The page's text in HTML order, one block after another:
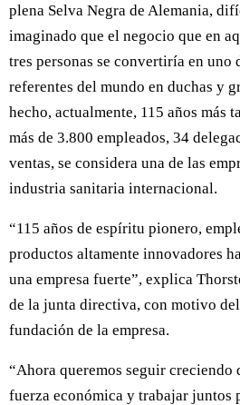
plena Selva Negra de Alemania,
imaginado que el negocio que en
tres personas se convertiría en uno
referentes del mundo en duchas y
hecho, actualmente, 115 años más
más de 3.800 empleados, 34
ventas, se considera una de las
industria sanitaria internacional.
“115 años de espíritu pionero,
productos altamente innovadores
una empresa fuerte”, explica
de la junta directiva, con motivo
fundación de la empresa.
“Ahora queremos seguir creciendo
fuerza económica y trabajar juntos